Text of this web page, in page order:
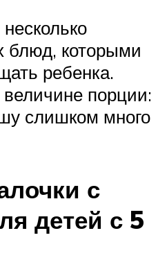
блюд, которыми
ребенка.
порции:
слишком много
с
детей с 5